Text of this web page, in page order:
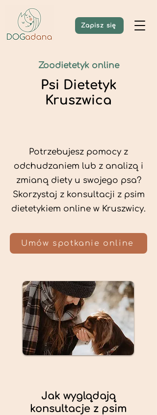
Zapisz się
Zoodietetyk online
Psi Dietetyk
Kruszwica
Potrzebujesz pomocy z
odchudzaniem lub z analizą i
zmianą diety u swojego psa?
Skorzystaj z konsultacji z psim
dietetykiem online w Kruszwicy.
Umów spotkanie online
Jak wyglądają
konsultacje z psim